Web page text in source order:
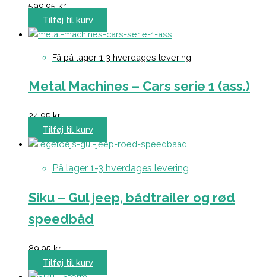
599,95kr.
Tilføj til kurv
Få på lager 1-3 hverdages levering
Metal Machines – Cars serie 1 (ass.)
24,95kr.
Tilføj til kurv
På lager 1-3 hverdages levering
Siku – Gul jeep, bådtrailer og rød
speedbåd
89,95kr.
Tilføj til kurv